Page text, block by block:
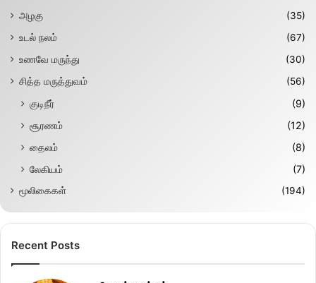
அழகு
(35)
உடல் நலம்
(67)
உணவே மருந்து
(30)
சித்த மருத்துவம்
(56)
குடிநீர்
(9)
சூரணம்
(12)
தைலம்
(8)
லேகியம்
(7)
மூலிகைகள் (194)
Recent Posts